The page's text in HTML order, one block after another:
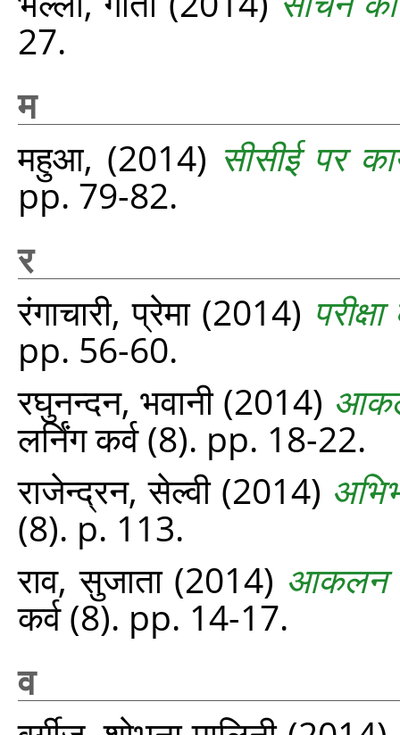
27.
म
महुआ, (2014) सीसीई पर
pp. 79-82.
र
रंगाचारी, प्रेमा(2014)
pp. 56-60.
रघुनन्दन, भवानी(2014)
लर्निंग कर्व (8). pp. 18-22.
राजेन्द्रन, सेल्वी(2014)
(8). p. 113.
राव, सुजाता(2014) आकलन
कर्व (8). pp. 14-17.
व